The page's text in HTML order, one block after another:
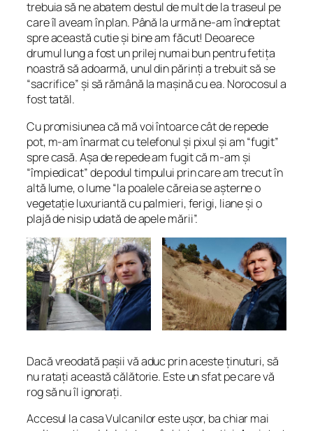
trebuia să ne abatem destul de mult de la traseul pe
care îl aveam în plan. Până la urmă ne-am îndreptat
spre această cutie și bine am făcut! Deoarece
drumul lung a fost un prilej numai bun pentru fetița
noastră să adoarmă, unul din părinți a trebuit să se
“sacrifice” și să rămână la mașină cu ea. Norocosul a
fost tatăl.
Cu promisiunea că mă voi întoarce cât de repede
pot, m-am înarmat cu telefonul și pixul și am “fugit”
spre casă. Așa de repede am fugit că m-am și
“împiedicat” de podul timpului prin care am trecut în
altă lume, o lume “la poalele căreia se așterne o
vegetație luxuriantă cu palmieri, ferigi, liane și o
plajă de nisip udată de apele mării”.
Dacă vreodată pașii vă aduc prin aceste ținuturi, să
nu ratați această călătorie. Este un sfat pe care vă
rog să nu îl ignorați.
Accesul la casa Vulcanilor este ușor, ba chiar mai